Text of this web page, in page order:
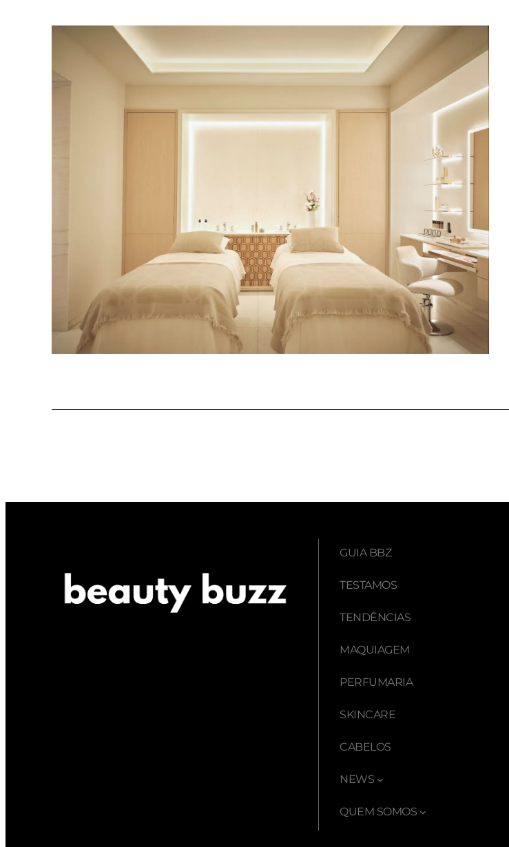
GUIA BBZ
TESTAMOS
TENDÊNCIAS
MAQUIAGEM
PERFUMARIA
SKINCARE
CABELOS
NEWS
QUEM SOMOS